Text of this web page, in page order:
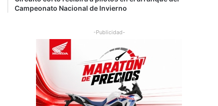
Campeonato Nacional de Invierno
-Publicidad-